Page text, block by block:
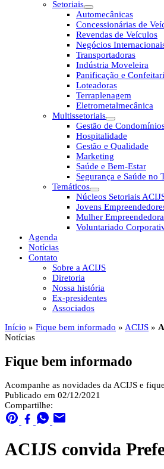
Setoriais
Automecânicas
Concessionárias de
Revendas de Veículos
Negócios
Transportadoras
Indústria Moveleira
Panificação e
Loteadoras
Terraplenagem
Eletrometalmecânica
Multissetoriais
Gestão de
Hospitalidade
Gestão e Qualidade
Marketing
Saúde e Bem-Estar
Segurança e Saúde no
Temáticos
Núcleos Setoriais
Jovens
Mulher Empreendedora
Voluntariado
Agenda
Notícias
Contato
Sobre a ACIJS
Diretoria
Nossa história
Ex-presidentes
Associados
Início » Fique bem informado » ACIJS »
Notícias
Fique bem informado
Acompanhe as novidades da ACIJS e
Publicado em 02/12/2021
Compartilhe:
ACIJS convida